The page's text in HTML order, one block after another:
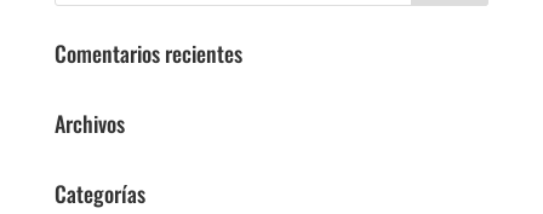
Comentarios recientes
Archivos
Categorías